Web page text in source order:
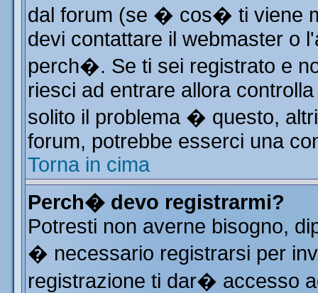
dal forum (se � cos� ti viene
devi contattare il webmaster o
perch�. Se ti sei registrato e
riesci ad entrare allora
solito il problema � questo,
forum, potrebbe esserci una
Torna in cima
Perch� devo registrarmi?
Potresti non averne bisogno,
� necessario registrarsi per
registrazione ti dar� accesso